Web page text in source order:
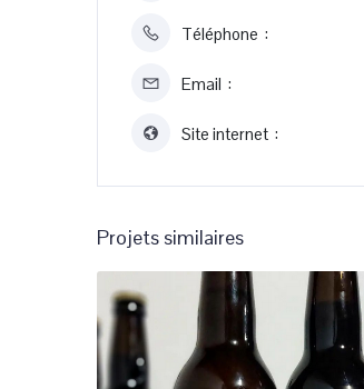
Téléphone
Email
Site internet
Projets similaires